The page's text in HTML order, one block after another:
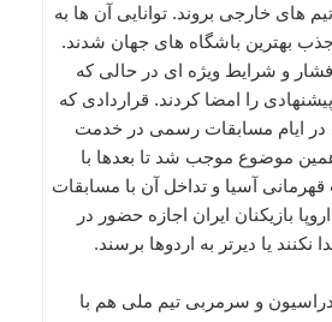
های خارجی بروند. توانایی آن ها به
بهترین باشگاه های جهان شدند.
و شرایط ویژه ای در حالی که
را امضا کردند. قراردادی که
در ایام مسابقات رسمی در خدمت
موضوع موجب شد تا بعدها با
قهرمانی آسیا و تداخل آن با مسابقات
بازیکنان ایران اجازه حضور در
نکنند یا دیرتر به اردوها برسند.
و سرمربی تیم ملی هم با